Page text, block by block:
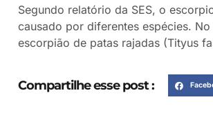
Segundo relatório da SES, o
causado por diferentes espécies.
escorpião de patas rajadas (Tityus
Compartilhe esse post :